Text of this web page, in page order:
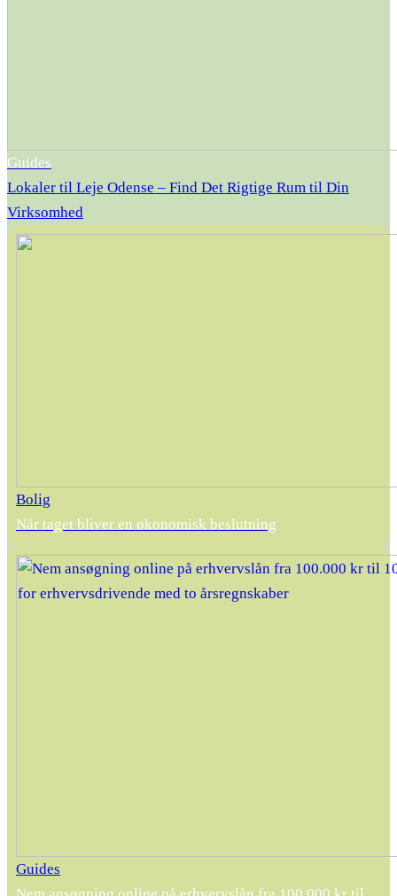
Guides
Lokaler til Leje Odense – Find Det Rigtige Rum til Din
Virksomhed
Bolig
Når taget bliver en økonomisk beslutning
Guides